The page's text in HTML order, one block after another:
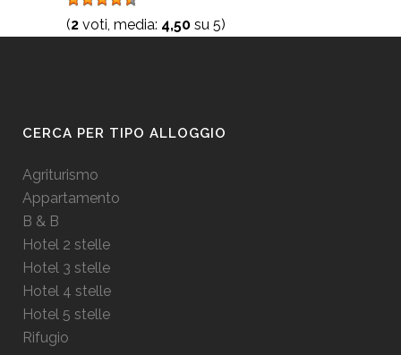
(2 voti, media: 4,50 su 5)
CERCA PER TIPO ALLOGGIO
Agriturismo
Appartamento
B & B
Hotel 2 stelle
Hotel 3 stelle
Hotel 4 stelle
Hotel 5 stelle
Rifugio